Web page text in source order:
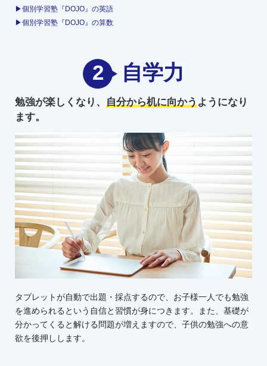
▶個別学習塾『DOJO』の英語
▶個別学習塾『DOJO』の算数
2 自学力
勉強が楽しくなり、 自分から机に向かうようになり
ます。
タブレットが自動で出題・採点するので、お子様一人でも勉強
を進められるという自信と習慣が身につきます。また、基礎が
分かってくると解ける問題が増えますので、子供の勉強への意
欲を後押しします。